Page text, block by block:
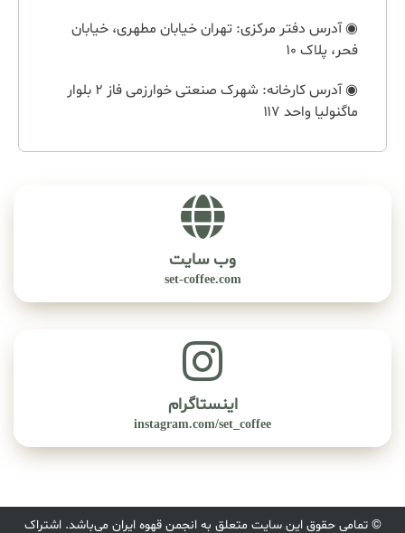
◉ آدرس دفتر مرکزی: تهران خیابان مطهری، خیابان
فحر، پلاک ۱۰
◉ آدرس کارخانه: شهرک صنعتی خوارزمی فاز ۲ بلوار
ماگنولیا واحد ۱۱۷
وب سایت
set-coffee.com
اینستاگرام
instagram.com/set_coffee
© تمامی حقوق این سایت متعلق به انجمن قهوه ایران می‌باشد. اشتراک